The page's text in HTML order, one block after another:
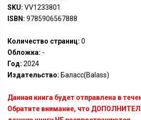
SKU: VV1233801
ISBN: 9785906567888
Количество страниц: 0
Обложка: -
Год: 2024
Издательство: Баласс(Balass)
Данная книга будет отправлена в
Обратите внимание, что